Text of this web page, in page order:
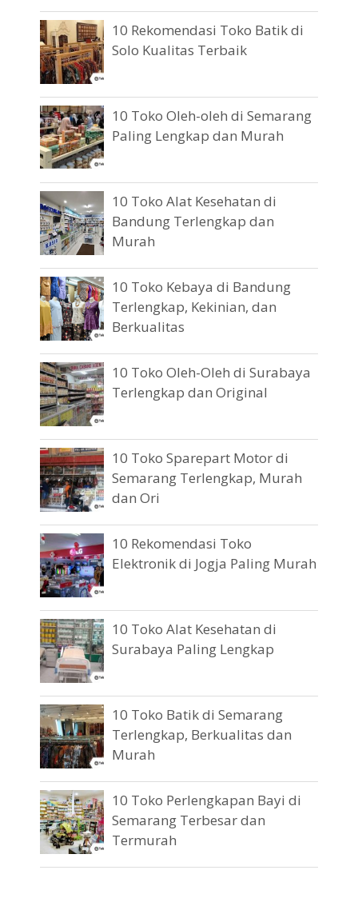
10 Rekomendasi Toko Batik di
Solo Kualitas Terbaik
10 Toko Oleh-oleh di Semarang
Paling Lengkap dan Murah
10 Toko Alat Kesehatan di
Bandung Terlengkap dan
Murah
10 Toko Kebaya di Bandung
Terlengkap, Kekinian, dan
Berkualitas
10 Toko Oleh-Oleh di Surabaya
Terlengkap dan Original
10 Toko Sparepart Motor di
Semarang Terlengkap, Murah
dan Ori
10 Rekomendasi Toko
Elektronik di Jogja Paling Murah
10 Toko Alat Kesehatan di
Surabaya Paling Lengkap
10 Toko Batik di Semarang
Terlengkap, Berkualitas dan
Murah
10 Toko Perlengkapan Bayi di
Semarang Terbesar dan
Termurah